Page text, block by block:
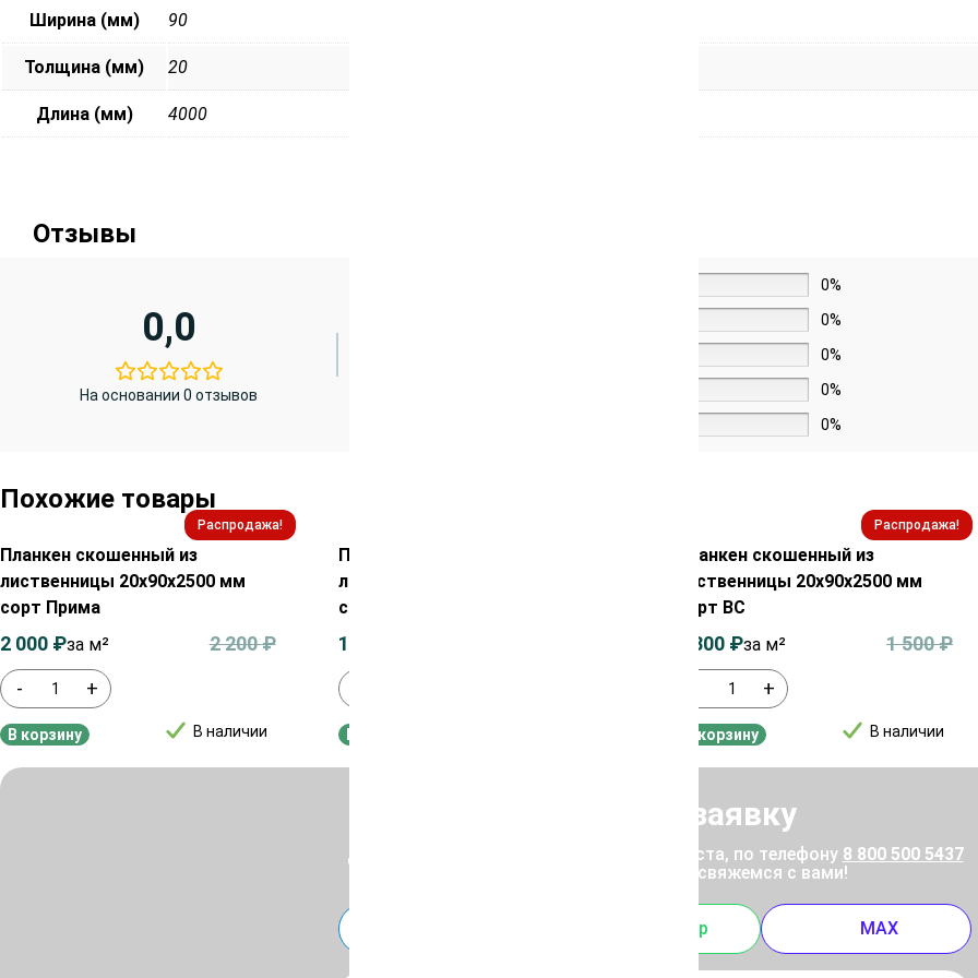
Ширина (мм) 90
Толщина (мм) 20
Длина (мм) 4000
Отзывы
0,0
На основании 0 отзывов
0%
0%
0%
0%
0%
Похожие товары
Распродажа!
Планкен скошенный из
лиственницы 20х90х2500 мм
сорт Прима
- +
В наличии
2 200₽
2 000 ₽за м²
В корзину
Планкен скошенный из
лиственницы 20х120х4000 мм
сорт ВС
1 200
Распродажа!
Планкен скошенный из
лиственницы 20х90х2500 мм
сорт ВС
+
В наличии
1 500₽
1 300 ₽за м²
В корзину
Отправить заявку
Для уточнения цены позвоните, пожалуйста, по телефону 8 800 500 5437
или отправьте заявку, и мы свяжемся с вами!
Whatsapp MAX